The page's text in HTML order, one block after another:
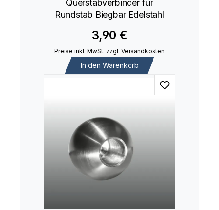
Querstabverbinder für
Rundstab Biegbar Edelstahl
3,90 €
Preise inkl. MwSt. zzgl. Versandkosten
In den Warenkorb